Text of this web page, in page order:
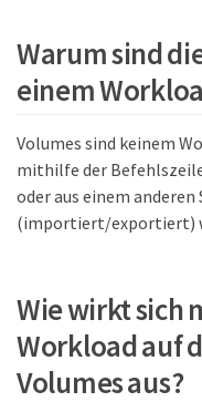
Warum sind
einem
Volumes sind keinem
mithilfe der
oder aus einem
(importiert/exportiert)
Wie wirkt sich
Workload auf
Volumes aus?